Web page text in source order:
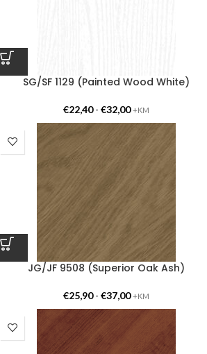
SG/SF 1129 (Painted Wood White)
€22,40- €32,00 +KM
JG/JF 9508 (Superior Oak Ash)
€25,90- €37,00 +KM